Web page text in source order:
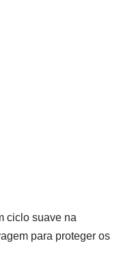
ciclo suave na
para proteger os